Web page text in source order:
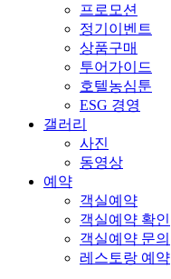
프로모션
정기이벤트
상품구매
투어가이드
호텔농심툰
ESG 경영
갤러리
사진
동영상
예약
객실예약
객실예약 확인
객실예약 문의
레스토랑 예약